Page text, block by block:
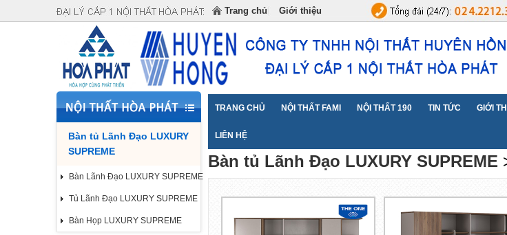
Trang chủ Giới thiệu
Đại lý cấp 1 Nội Thất Hòa Phát cung cấp NỘI THẤT BÀN GHẾ VĂN PHÒNG,
TRANG CHỦ NỘI THẤT FAMI NỘI THẤT 190 TIN TỨC GIỚI
LIÊN HỆ
Bàn tủ Lãnh Đạo LUXURY
SUPREME
Bàn Lãnh Đạo LUXURY SUPREME
Tủ Lãnh Đạo LUXURY SUPREME
Bàn Họp LUXURY SUPREME
Trang chủ
Bàn tủ Lãnh Đạo LUXURY SUPREME